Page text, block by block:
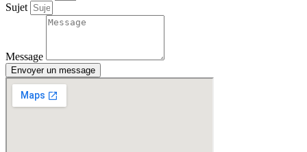
Sujet
Message
Envoyer un message